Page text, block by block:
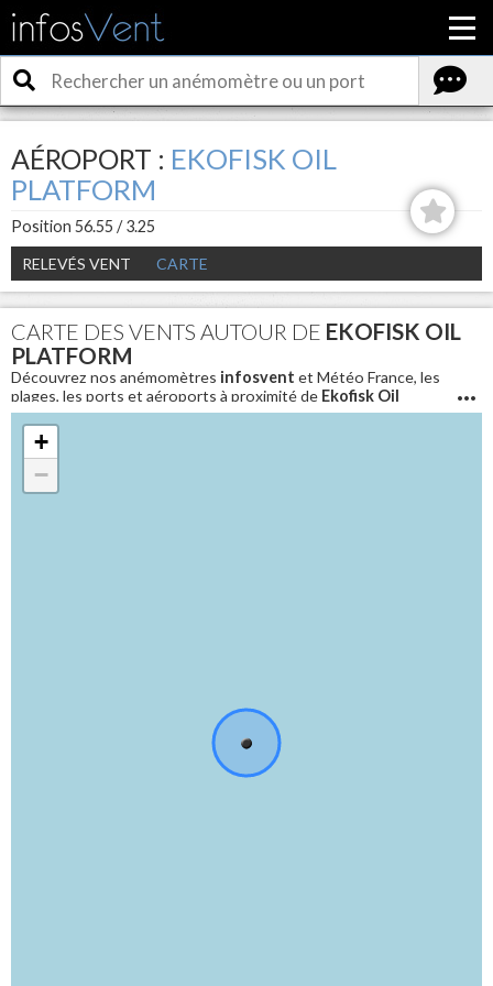
AÉROPORT : EKOFISK OIL
PLATFORM
Position 56.55 / 3.25
RELEVÉS VENT
CARTE
CARTE DES VENTS AUTOUR DE EKOFISK OIL
PLATFORM
Découvrez nos anémomètres infosvent et Météo France, les
plages, les ports et aéroports à proximité de Ekofisk Oil
Platform. Pour connaitre les conditions météo en direct et
avoir la vitesse du vent aujourd'hui autour de
Platform
+
−